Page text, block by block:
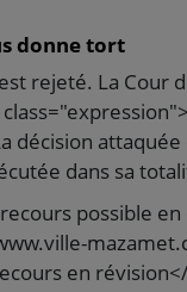
donne tort
rejeté. La Cour
décision
dans sa
possible
en